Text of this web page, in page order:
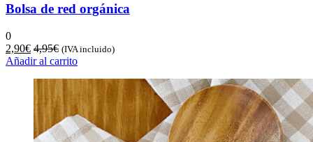
Bolsa de red orgánica
0
2,90€ 4,95€ (IVA incluido)
Añadir al carrito